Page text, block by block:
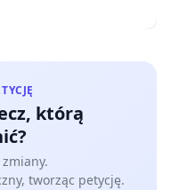
którą
tworząc petycję.